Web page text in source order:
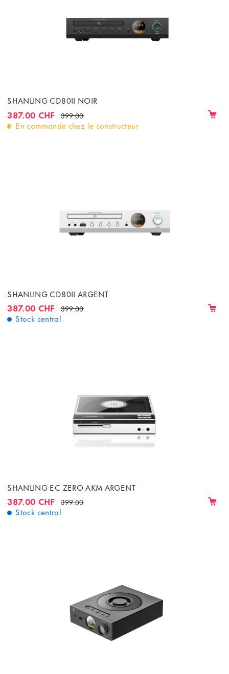
SHANLING CD80II NOIR
387.00 CHF 399.00
En commande chez le constructeur
SHANLING CD80II ARGENT
387.00 CHF 399.00
Stock central
SHANLING EC ZERO AKM ARGENT
387.00 CHF 399.00
Stock central